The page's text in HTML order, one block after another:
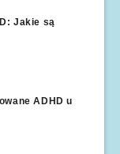
Jakie są
ADHD u